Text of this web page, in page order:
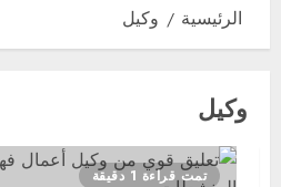
الرئيسية وكيل
وكيل
تمت قراءة 1 دقيقة